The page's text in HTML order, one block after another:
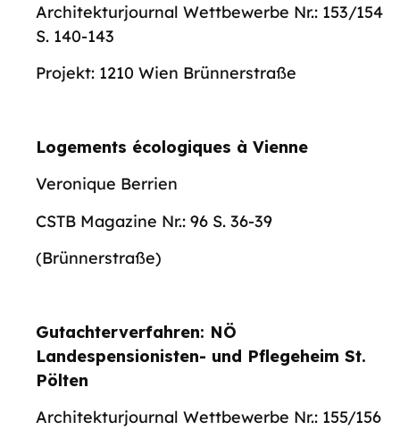
Architekturjournal Wettbewerbe Nr.: 153/154
S. 140-143
Projekt: 1210 Wien Brünnerstraße
Logements écologiques à Vienne
Veronique Berrien
CSTB Magazine Nr.: 96 S. 36-39
(Brünnerstraße)
Gutachterverfahren: NÖ
Landespensionisten- und Pflegeheim St.
Pölten
Architekturjournal Wettbewerbe Nr.: 155/156